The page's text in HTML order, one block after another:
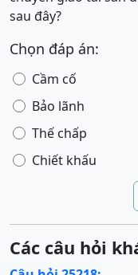
sau đây?
Chọn đáp án:
Cầm cố
Bảo lãnh
Thế chấp
Chiết khấu
Các câu hỏi